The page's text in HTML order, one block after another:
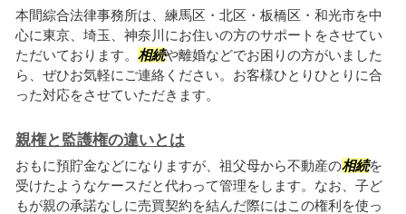
本間綜合法律事務所は、練馬区・北区・板橋区・和光市を中
心に東京、埼玉、神奈川にお住いの方のサポートをさせてい
ただいております。 相続や離婚などでお困りの方がいました
ら、ぜひお気軽にご連絡ください。お客様ひとりひとりに合
った対応をさせていただきます。
親権と監護権の違いとは
おもに預貯金などになりますが、祖父母から不動産の相続を
受けたようなケースだと代わって管理をします。なお、子ど
もが親の承諾なしに売買契約を結んだ際にはこの権利を使っ